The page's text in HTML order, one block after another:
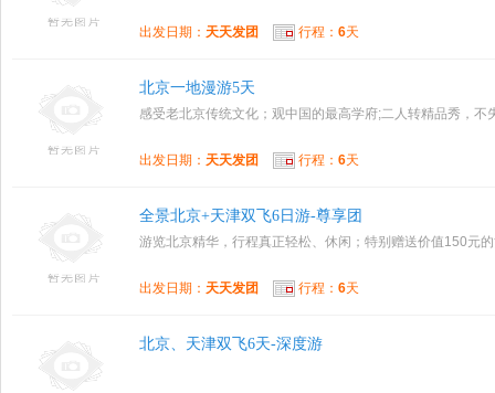
出发日期： 天天发团 行程： 6天
北京一地漫游5天
感受老北京传统文化；观中国的最高学府;二人转精品秀，
出发日期： 天天发团 行程： 6天
全景北京+天津双飞6日游-尊享团
游览北京精华，行程真正轻松、休闲；特别赠送价值150元
出发日期： 天天发团 行程： 6天
北京、天津双飞6天-深度游